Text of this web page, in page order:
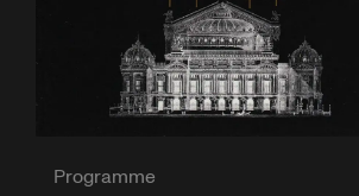
Programme